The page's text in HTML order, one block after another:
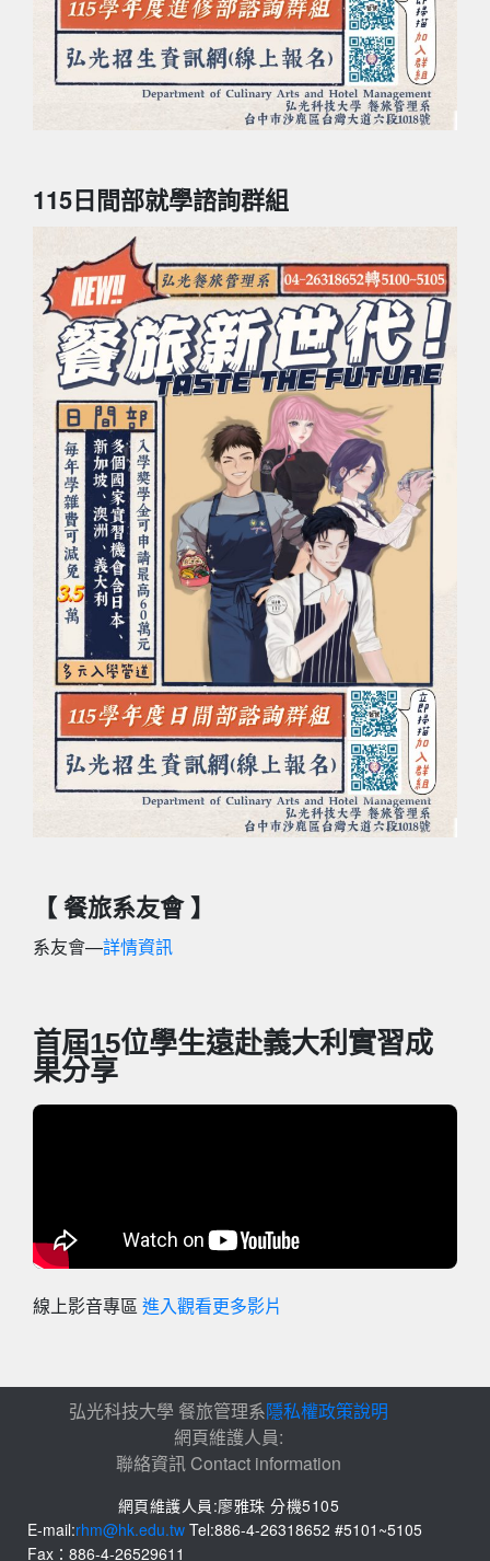
115日間部就學諮詢群組
【 餐旅系友會 】
系友會—詳情資訊
首屆15位學生遠赴義大利實習成
果分享
線上影音專區 進入觀看更多影片
弘光科技大學 餐旅管理系隱私權政策說明
網頁維護人員:
聯絡資訊 Contact information
網頁維護人員:廖雅珠 分機5105
E-mail:rhm@hk.edu.tw Tel:886-4-26318652 #5101~5105
Fax：886-4-26529611